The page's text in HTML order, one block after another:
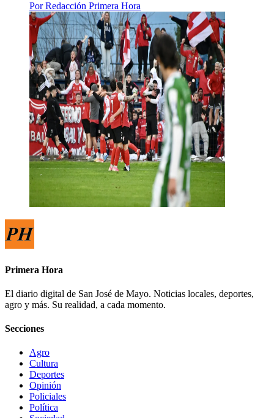
PorRedacción Primera Hora
Primera Hora
El diario digital de San José de Mayo. Noticias locales, deportes,
agro y más. Su realidad, a cada momento.
Secciones
Agro
Cultura
Deportes
Opinión
Policiales
Política